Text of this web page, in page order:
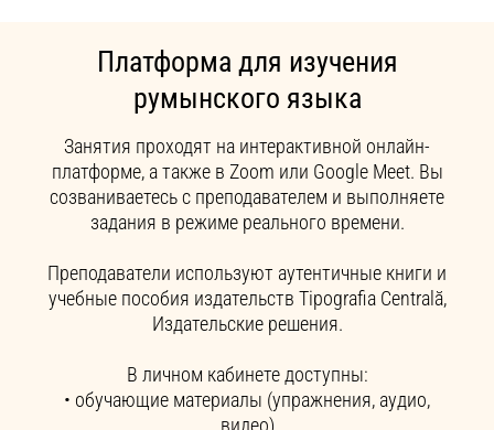
Платформа для изучения
румынского языка
Занятия проходят на интерактивной онлайн-
платформе, а также в Zoom или Google Meet. Вы
созваниваетесь с преподавателем и выполняете
задания в режиме реального времени.
Преподаватели используют аутентичные книги и
учебные пособия издательств Tipografia Centrală,
Издательские решения.
В личном кабинете доступны:
• обучающие материалы (упражнения, аудио,
видео)